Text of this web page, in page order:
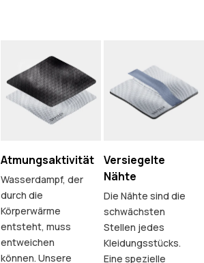
Atmungsaktivität
Wasserdampf, der
durch die
Körperwärme
entsteht, muss
entweichen
können. Unsere
Versiegelte
Nähte
Die Nähte sind die
schwächsten
Stellen jedes
Kleidungsstücks.
Eine spezielle